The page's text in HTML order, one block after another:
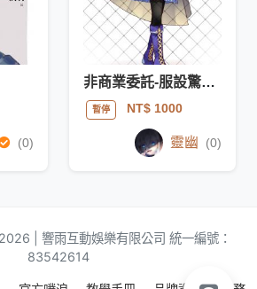
(0)
非商業委託-服設驚喜包-
暫停 NT$ 1000
靈幽 (0)
| 響雨互動娛樂有限公司 統一編號：
83542614